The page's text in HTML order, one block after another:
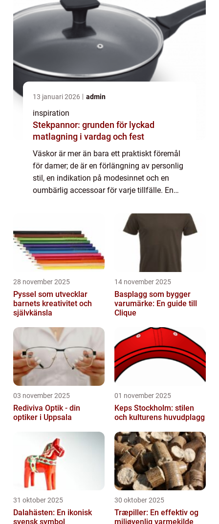
13 januari 2026 admin
inspiration
Stekpannor: grunden för lyckad
matlagning i vardag och fest
Väskor är mer än bara ett praktiskt föremål
för damer; de är en förlängning av personlig
stil, en indikation på modesinnet och en
oumbärlig accessoar för varje tillfälle. En
28 november 2025
Pyssel som utvecklar
barnets kreativitet och
självkänsla
14 november 2025
Basplagg som bygger
varumärke: En guide till
Clique
03 november 2025
Rediviva Optik - din
optiker i Uppsala
01 november 2025
Keps Stockholm: stilen
och kulturens huvudplagg
31 oktober 2025
Dalahästen: En ikonisk
svensk symbol
30 oktober 2025
Træpiller: En effektiv og
miljøvenlig varmekilde